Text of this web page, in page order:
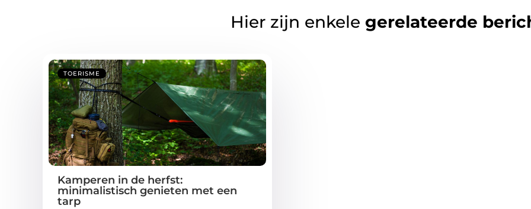
Hier zijn enkele gerelateerde
TOERISME
Kamperen in de herfst:
minimalistisch genieten met een
tarp